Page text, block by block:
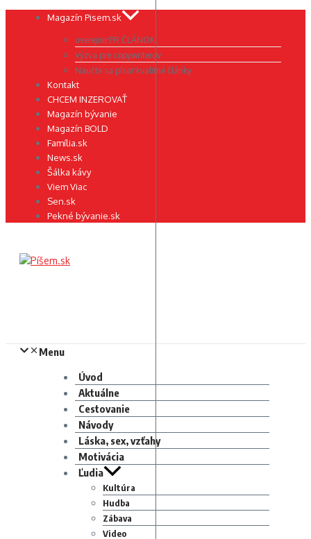
Preskočiť Magazín Pisem.sk
uverejniť PR ČLÁNOK
Výzva pre copywriterov
Naučte sa písať kvalitné články
Kontakt
CHCEM INZEROVAŤ
Magazín bývanie
Magazín BOLD
Família.sk
News.sk
Šálka kávy
Viem Viac
Sen.sk
Pekné bývanie.sk
Menu
Úvod
Aktuálne
Cestovanie
Návody
Láska, sex, vzťahy
Motivácia
Ľudia
Kultúra
Hudba
Zábava
Video